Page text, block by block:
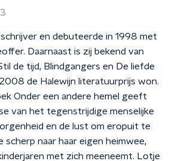
en debuteerde in 1998 met
Daarnaast is zij bekend van
de tijd, Blindgangers en De liefde
de Halewijn literatuurprijs won.
Onder een andere hemel geeft
van het tegenstrijdige menselijke
en de lust om eropuit te
scherp naar haar eigen heimwee,
met zich meeneemt. Lotje